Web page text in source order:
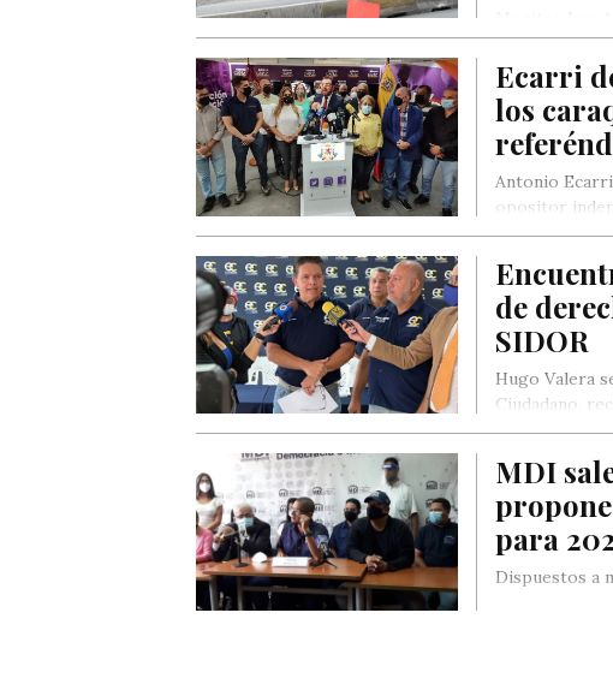
usuarios de la
Ecarri
los
Antonio
opositor
de
SIDOR
Hugo Valera
Ciudadano,
Puerto
MDI
para
Dispuestos a